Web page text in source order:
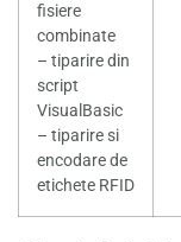
fisiere
combinate
– tiparire din
script
VisualBasic
– tiparire si
encodare de
etichete RFID